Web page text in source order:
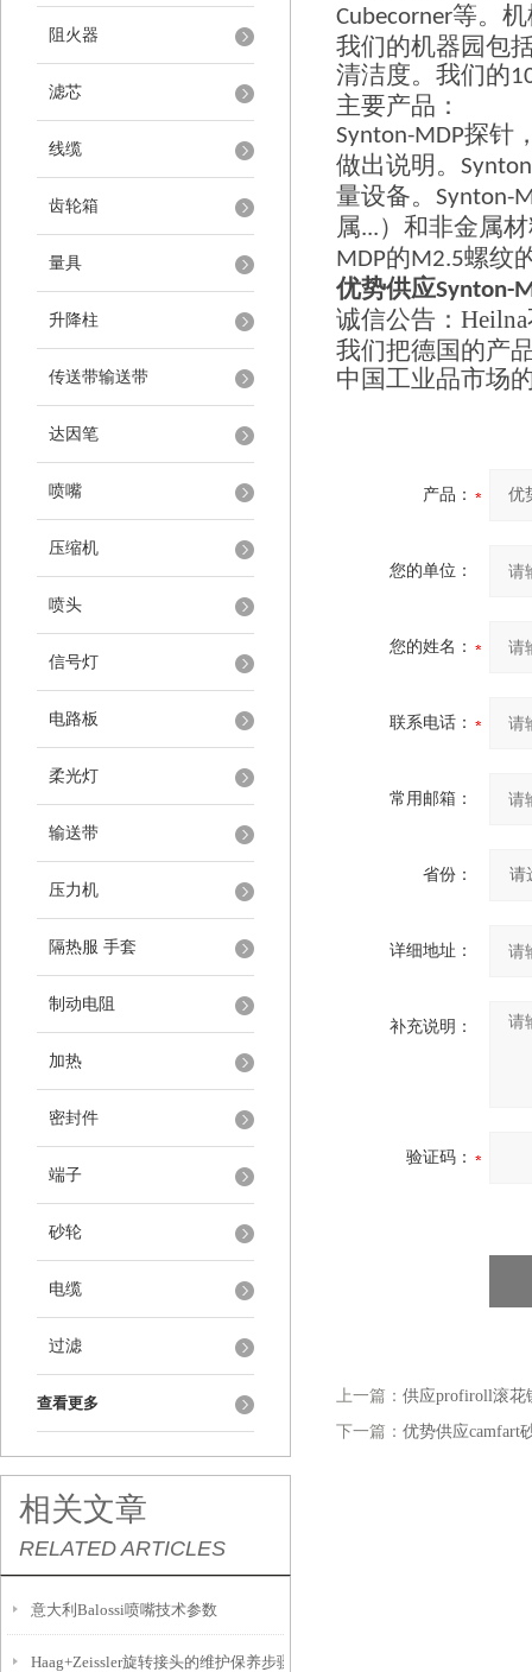
阻火器
滤芯
线缆
齿轮箱
量具
升降柱
传送带输送带
达因笔
喷嘴
压缩机
喷头
信号灯
电路板
柔光灯
输送带
压力机
隔热服 手套
制动电阻
加热
密封件
端子
砂轮
电缆
过滤
查看更多
相关文章
RELATED ARTICLES
意大利Balossi喷嘴技术参数
Haag+Zeissler旋转接头的维护保养步骤
Cubecorner等。
我们的机器园包
清洁度。我们的
主要产品：
Synton-MDP探针
做出说明。
量设备。 Synton-
属...）和非金属
MDP的M2.5螺纹
优势供应Synton-
诚信公告： Heilna
我们把德国的产
中国工业品市场
产品：
您的单位：
您的姓名：
联系电话：
常用邮箱：
省份：
详细地址：
补充说明：
验证码：
上一篇： 供应profiroll滚花
下一篇： 优势供应camfart